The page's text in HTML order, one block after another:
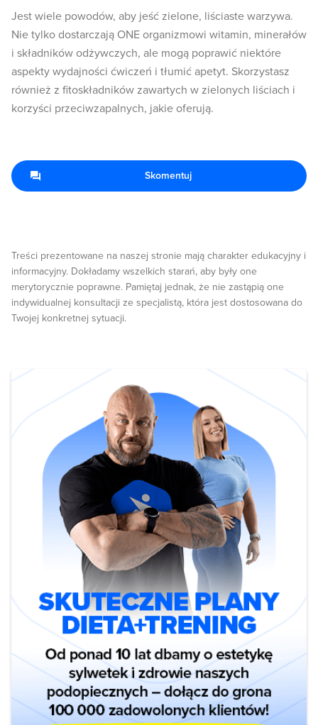
Jest wiele powodów, aby jeść zielone, liściaste warzywa.
Nie tylko dostarczają ONE organizmowi witamin, minerałów
i składników odżywczych, ale mogą poprawić niektóre
aspekty wydajności ćwiczeń i tłumić apetyt. Skorzystasz
również z fitoskładników zawartych w zielonych liściach i
korzyści przeciwzapalnych, jakie oferują.
Treści prezentowane na naszej stronie mają charakter edukacyjny i
informacyjny. Dokładamy wszelkich starań, aby były one
merytorycznie poprawne. Pamiętaj jednak, że nie zastąpią one
indywidualnej konsultacji ze specjalistą, która jest dostosowana do
Twojej konkretnej sytuacji.
Skomentuj